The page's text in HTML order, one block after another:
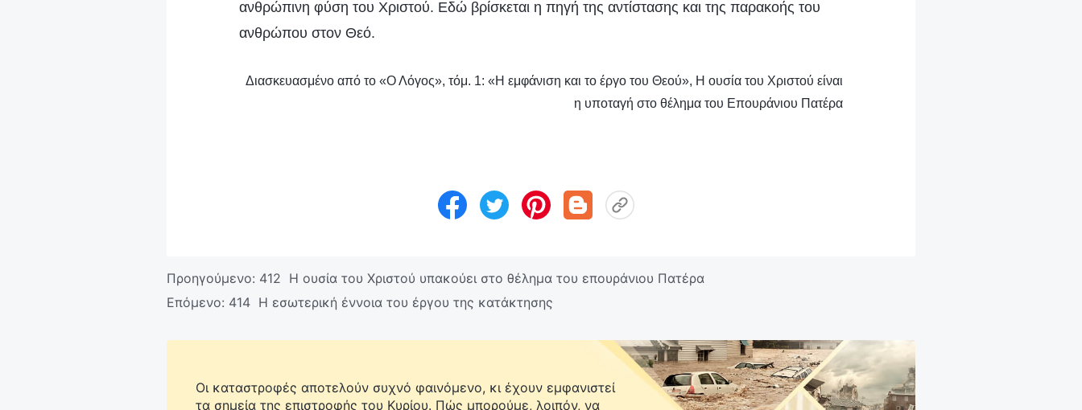
ανθρώπινη φύση του Χριστού. Εδώ βρίσκεται η πηγή της αντίστασης και της παρακοής του
ανθρώπου στον Θεό.
Διασκευασμένο από το «Ο Λόγος», τόμ. 1: «Η εμφάνιση και το έργο του Θεού», Η ουσία του Χριστού είναι
η υποταγή στο θέλημα του Επουράνιου Πατέρα
Προηγούμενο: 412 Η ουσία του Χριστού υπακούει στο θέλημα του επουράνιου Πατέρα
Επόμενο: 414 Η εσωτερική έννοια του έργου της κατάκτησης
Οι καταστροφές αποτελούν συχνό φαινόμενο, κι έχουν εμφανιστεί
τα σημεία της επιστροφής του Κυρίου. Πώς μπορούμε, λοιπόν, να